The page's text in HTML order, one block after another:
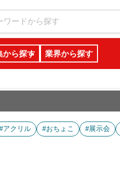
から探す 業界から探す
アクリル #おちょこ #展示会